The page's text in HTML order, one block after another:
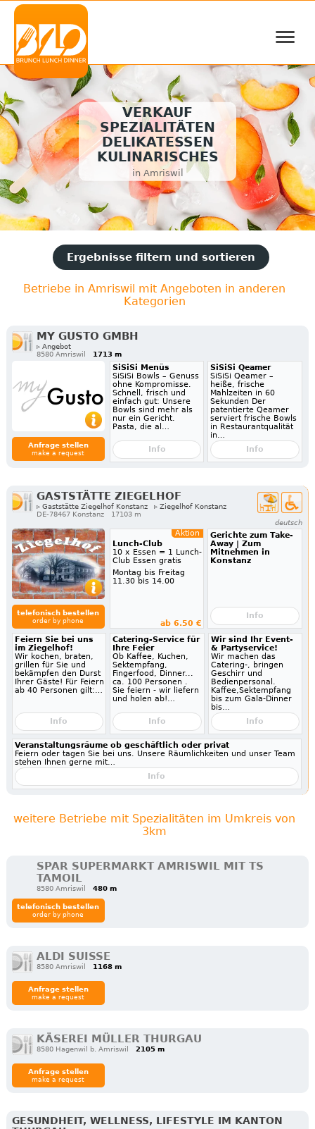
≡
VERKAUF
SPEZIALITÄTEN
DELIKATESSEN
KULINARISCHES
in Amriswil
Ergebnisse filtern und sortieren
Betriebe in Amriswil mit Angeboten in anderen
Kategorien
MY GUSTO GMBH
▹ Angebot
8580 Amriswil
1713 m
Anfrage stellen
make a request
SiSiSi Menüs
SiSiSi Bowls – Genuss
ohne Kompromisse.
Schnell, frisch und
einfach gut: Unsere
Bowls sind mehr als
nur ein Gericht.
Pasta, die al…
Info
SiSiSi Qeamer
SiSiSi Qeamer –
heiße, frische
Mahlzeiten in 60
Sekunden Der
patentierte Qeamer
serviert frische Bowls
in Restaurantqualität
in…
Info
GASTSTÄTTE ZIEGELHOF
▹ Gaststätte Ziegelhof Konstanz
▹ Ziegelhof Konstanz
DE-78467 Konstanz
17103 m
deutsch
telefonisch bestellen
order by phone
Aktion
Lunch-Club
10 x Essen = 1 Lunch-
Club Essen gratis
Montag bis Freitag
11.30 bis 14.00
ab 6.50 €
Gerichte zum Take-
Away | Zum
Mitnehmen in
Konstanz
Info
Feiern Sie bei uns
im Ziegelhof!
Wir kochen, braten,
grillen für Sie und
bekämpfen den Durst
Ihrer Gäste! Für Feiern
ab 40 Personen gilt:…
Info
Catering-Service für
Ihre Feier
Ob Kaffee, Kuchen,
Sektempfang,
Fingerfood, Dinner...
ca. 100 Personen .
Sie feiern - wir liefern
und holen ab!…
Info
Wir sind Ihr Event-
& Partyservice!
Wir machen das
Catering-, bringen
Geschirr und
Bedienpersonal.
Kaffee,Sektempfang
bis zum Gala-Dinner
bis…
Info
Veranstaltungsräume ob geschäftlich oder privat
Feiern oder tagen Sie bei uns. Unsere Räumlichkeiten und unser Team
stehen Ihnen gerne mit…
Info
weitere Betriebe mit Spezialitäten im Umkreis von
3km
SPAR SUPERMARKT AMRISWIL MIT TS
TAMOIL
8580 Amriswil 480 m
telefonisch bestellen
order by phone
ALDI SUISSE
8580 Amriswil 1168 m
Anfrage stellen
make a request
KÄSEREI MÜLLER THURGAU
8580 Hagenwil b. Amriswil 2105 m
Anfrage stellen
make a request
GESUNDHEIT, WELLNESS, LIFESTYLE IM KANTON